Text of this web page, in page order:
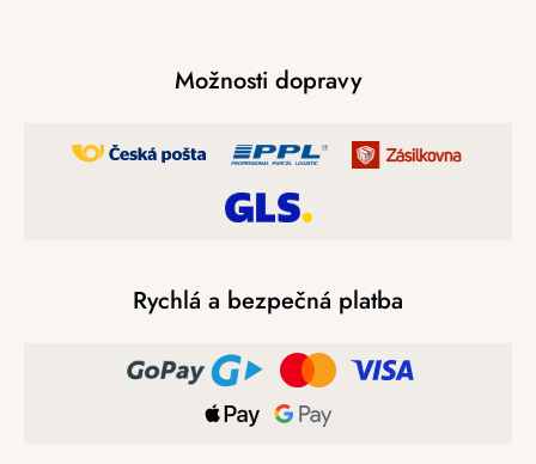
Možnosti dopravy
Rychlá a bezpečná platba